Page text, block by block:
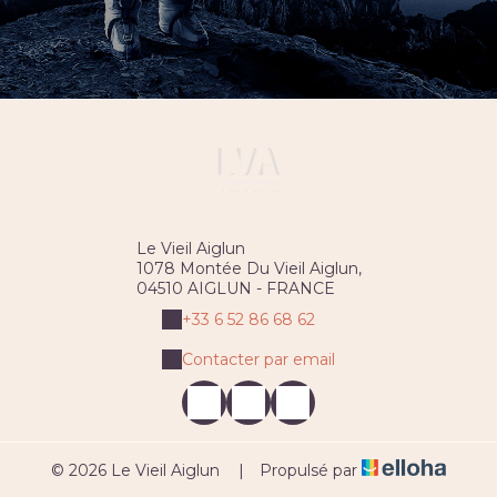
Le Vieil Aiglun
1078 Montée Du Vieil Aiglun,
04510 AIGLUN - FRANCE
+33 6 52 86 68 62
Contacter par email
© 2026 Le Vieil Aiglun | Propulsé par